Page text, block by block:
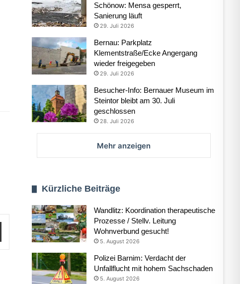
Teilen via E-Mail
Schönow: Mensa gesperrt,
Sanierung läuft
29. Juli 2026
Bernau: Parkplatz
Klementstraße/Ecke Angergang
wieder freigegeben
29. Juli 2026
Besucher-Info: Bernauer Museum im
Steintor bleibt am 30. Juli
geschlossen
28. Juli 2026
Mehr anzeigen
Kürzliche Beiträge
Wandlitz: Koordination therapeutische
Prozesse / Stellv. Leitung
Wohnverbund gesucht!
5. August 2026
Polizei Barnim: Verdacht der
Unfallflucht mit hohem Sachschaden
5. August 2026